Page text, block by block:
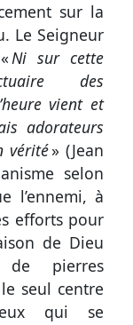
sur la
Le Seigneur
Ni sur cette
des
vient et
adorateurs
vérité» (Jean
selon
l’ennemi, à
efforts pour
de Dieu
de pierres
seul centre
qui se